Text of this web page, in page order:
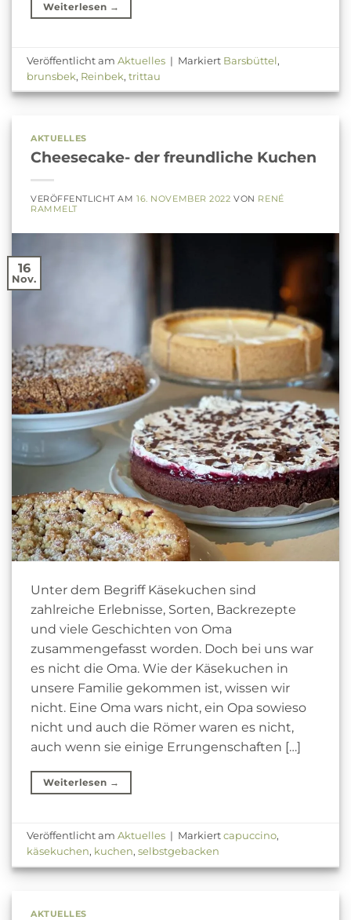
Weiterlesen →
Veröffentlicht amAktuelles | Markiert Barsbüttel,
brunsbek, Reinbek,trittau
AKTUELLES
Cheesecake- der freundliche Kuchen
VERÖFFENTLICHT AM16. NOVEMBER 2022 VON RENÉ
RAMMELT
16
Nov.
Unter dem Begriff Käsekuchen sind
zahlreiche Erlebnisse, Sorten, Backrezepte
und viele Geschichten von Oma
zusammengefasst worden. Doch bei uns war
es nicht die Oma. Wie der Käsekuchen in
unsere Familie gekommen ist, wissen wir
nicht. Eine Oma wars nicht, ein Opa sowieso
nicht und auch die Römer waren es nicht,
auch wenn sie einige Errungenschaften […]
Weiterlesen →
Veröffentlicht amAktuelles | Markiertcapuccino,
käsekuchen, kuchen,selbstgebacken
AKTUELLES